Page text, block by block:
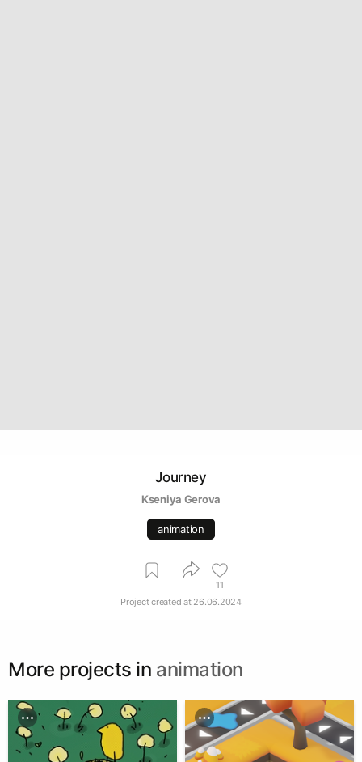
Journey
Kseniya Gerova
animation
11
Project created at 26.06.2024
More projects in animation